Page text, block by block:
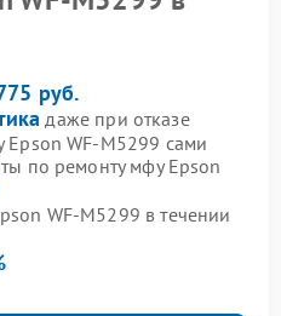
руб.
даже при отказе
WF-M5299 сами
по ремонту мфу Epson
WF-M5299 в течении